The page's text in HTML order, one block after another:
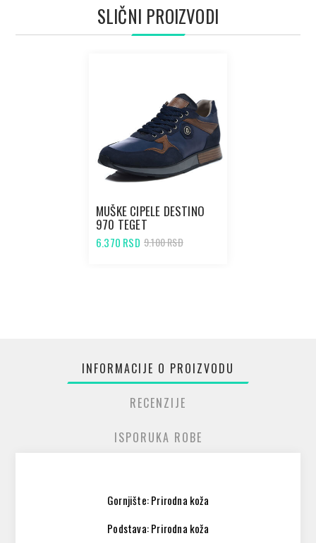
SLIČNI PROIZVODI
MUŠKE CIPELE DESTINO
970 TEGET
6.370 RSD 9.100 RSD
INFORMACIJE O PROIZVODU
RECENZIJE
ISPORUKA ROBE
Gornjište: Prirodna koža
Podstava: Prirodna koža